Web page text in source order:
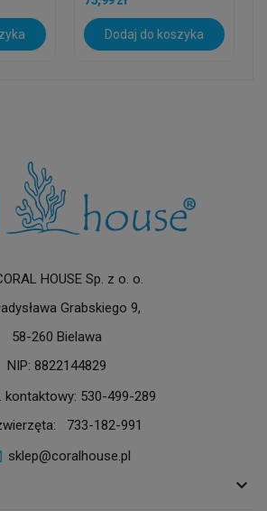
Dodaj do koszyka
HOUSE Sp. z o. o.
Grabskiego 9,
58-260 Bielawa
NIP: 8822144829
kontaktowy: 530-499-289
733-182-991
sklep@coralhouse.pl
keyboard_arrow_down